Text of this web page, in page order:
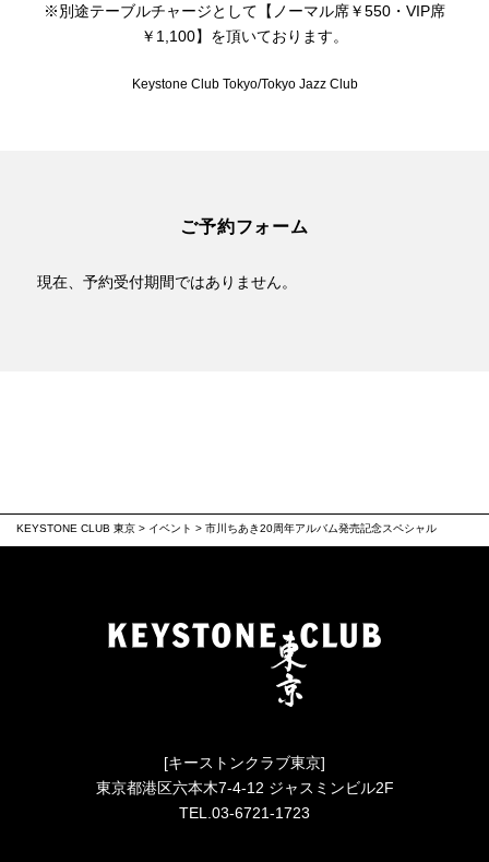
※別途テーブルチャージとして【ノーマル席￥550・VIP席
￥1,100】を頂いております。
Keystone Club Tokyo/Tokyo Jazz Club
ご予約フォーム
現在、予約受付期間ではありません。
KEYSTONE CLUB 東京 > イベント > 市川ちあき20周年アルバム発売記念スペシャル
[キーストンクラブ東京]
東京都港区六本木7-4-12 ジャスミンビル2F
TEL.03-6721-1723